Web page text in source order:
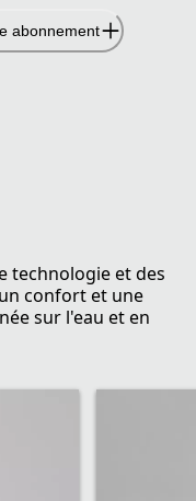
abonnement
technologie et des
confort et une
sur l'eau et en